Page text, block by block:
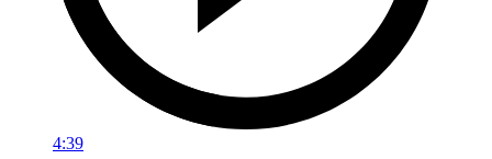
4:39